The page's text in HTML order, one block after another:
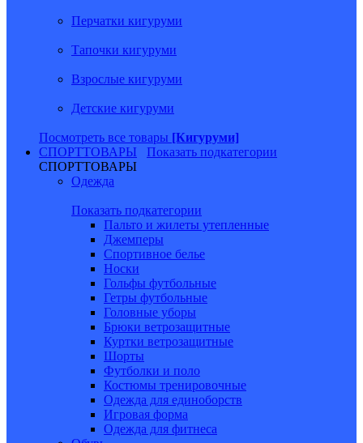
Перчатки кигуруми
Тапочки кигуруми
Взрослые кигуруми
Детские кигуруми
Посмотреть все товары [Кигуруми]
СПОРТТОВАРЫ
Показать подкатегории
СПОРТТОВАРЫ
Одежда
Показать подкатегории
Пальто и жилеты утепленные
Джемперы
Спортивное белье
Носки
Гольфы футбольные
Гетры футбольные
Головные уборы
Брюки ветрозащитные
Куртки ветрозащитные
Шорты
Футболки и поло
Костюмы тренировочные
Одежда для единоборств
Игровая форма
Одежда для фитнеса